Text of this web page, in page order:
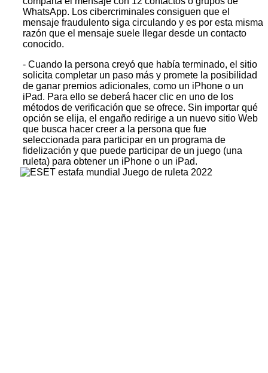
WhatsApp. Los cibercriminales consiguen que el
mensaje fraudulento siga circulando y es por esta misma
razón que el mensaje suele llegar desde un contacto
conocido.
- Cuando la persona creyó que había terminado, el sitio
solicita completar un paso más y promete la posibilidad
de ganar premios adicionales, como un iPhone o un
iPad. Para ello se deberá hacer clic en uno de los
métodos de verificación que se ofrece. Sin importar qué
opción se elija, el engaño redirige a un nuevo sitio Web
que busca hacer creer a la persona que fue
seleccionada para participar en un programa de
fidelización y que puede participar de un juego (una
ruleta) para obtener un iPhone o un iPad.